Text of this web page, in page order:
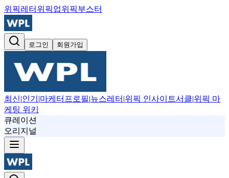
위픽레터 위픽업위픽부스터
로그인 회원가입
최신|인기 |마케터프로필|뉴스레터 |위픽 인사이트서클|위픽 마
케팅 위키
큐레이션
오리지널